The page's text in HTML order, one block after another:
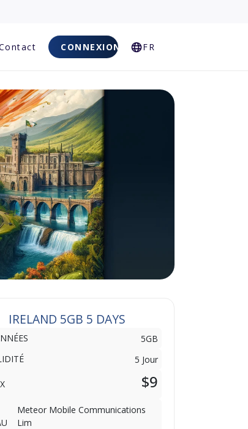
CONNEXION FR
IRELAND 5GB 5 DAYS
5GB
5 Jour
$9
Meteor Mobile Communications
Lim